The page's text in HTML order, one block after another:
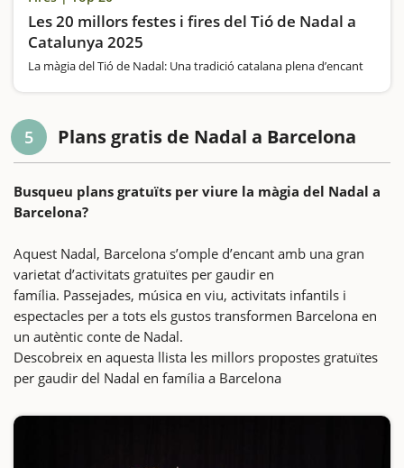
Les 20 millors festes i fires del Tió de Nadal a
Catalunya 2025
La màgia del Tió de Nadal: Una tradició catalana plena d’encant
5 Plans gratis de Nadal a Barcelona
Busqueu plans gratuïts per viure la màgia del Nadal a
Barcelona?
Aquest Nadal, Barcelona s’omple d’encant amb una gran
varietat d’activitats gratuïtes per gaudir en
família. Passejades, música en viu, activitats infantils i
espectacles per a tots els gustos transformen Barcelona en
un autèntic conte de Nadal.
Descobreix en aquesta llista les millors propostes gratuïtes
per gaudir del Nadal en família a Barcelona